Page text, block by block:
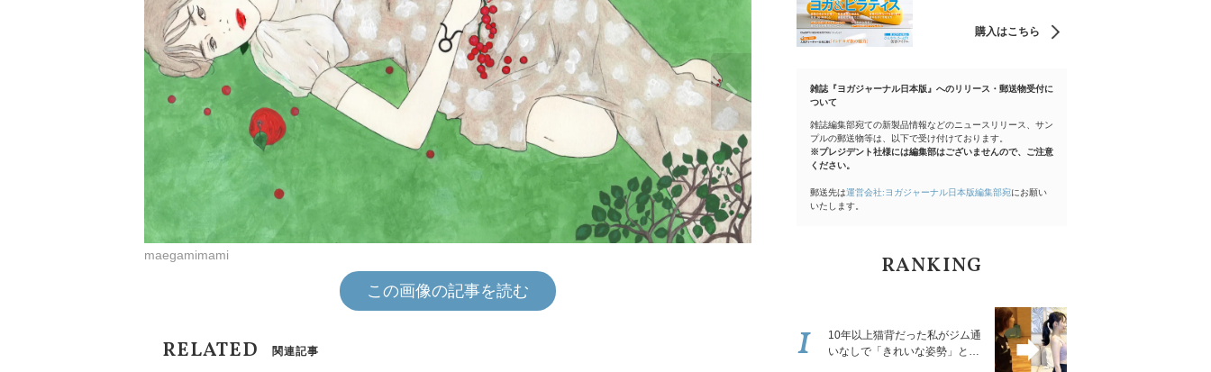
maegamimami
この画像の記事を読む
RELATED 関連記事
購入はこちら
雑誌『ヨガジャーナル日本版』へのリリース・郵送物受付に
ついて
雑誌編集部宛ての新製品情報などのニュースリリース、サン
プルの郵送物等は、以下で受け付けております。
※プレジデント社様には編集部はございませんので、ご注意
ください。
郵送先は運営会社:ヨガジャーナル日本版編集部宛にお願い
いたします。
RANKING
10年以上猫背だった私がジム通
いなしで「きれいな姿勢」と褒
1